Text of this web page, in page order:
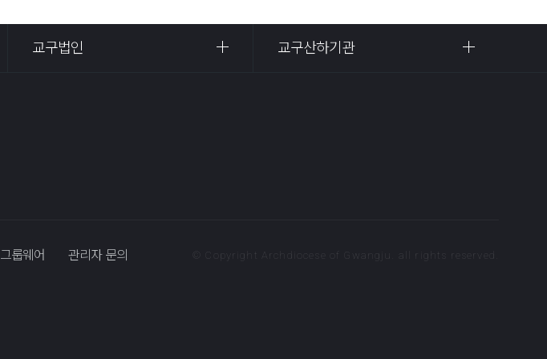
교구법인 교구산하기관
그룹웨어 관리자 문의 © Copyright Archdiocese of Gwangju. all rights reserved.